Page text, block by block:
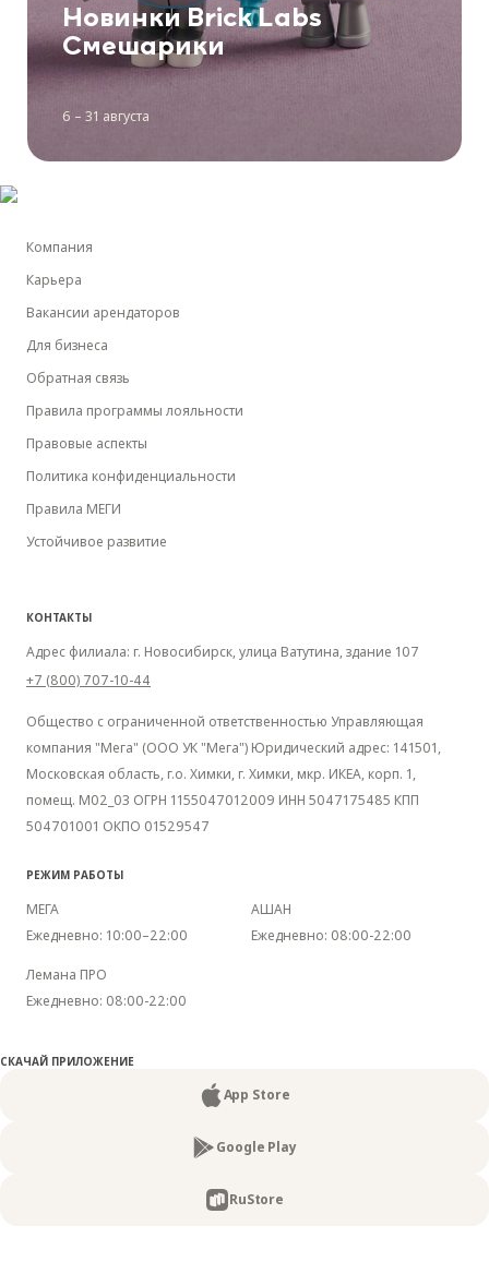
Новинки Brick Labs
Смешарики
6 – 31 августа
Компания
Карьера
Вакансии арендаторов
Для бизнеса
Обратная связь
Правила программы лояльности
Правовые аспекты
Политика конфиденциальности
Правила МЕГИ
Устойчивое развитие
КОНТАКТЫ
Адрес филиала: г. Новосибирск, улица Ватутина, здание 107
+7 (800) 707-10-44
Общество с ограниченной ответственностью Управляющая
компания "Мега" (ООО УК "Мега") Юридический адрес: 141501,
Московская область, г.о. Химки, г. Химки, мкр. ИКЕА, корп. 1,
помещ. М02_03 ОГРН 1155047012009 ИНН 5047175485 КПП
504701001 ОКПО 01529547
РЕЖИМ РАБОТЫ
МЕГА
Ежедневно: 10:00–22:00
АШАН
Ежедневно: 08:00-22:00
Лемана ПРО
Ежедневно: 08:00-22:00
CКАЧАЙ ПРИЛОЖЕНИЕ
App Store
Google Play
RuStore